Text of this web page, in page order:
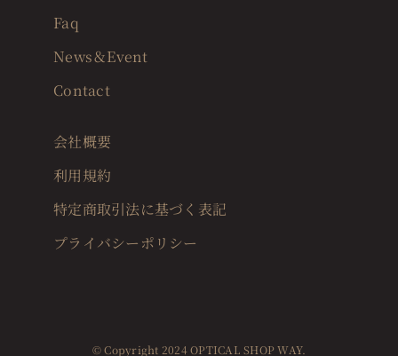
Faq
News＆Event
Contact
会社概要
利用規約
特定商取引法に基づく表記
プライバシーポリシー
© Copyright 2024 OPTICAL SHOP WAY.